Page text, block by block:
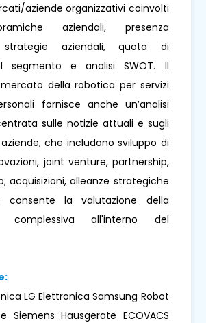
aziende organizzativi coinvolti
aziendali, presenza
strategie aziendali, quota di
segmento e analisi SWOT. Il
della robotica per servizi
fornisce anche un’analisi
sulle notizie attuali e sugli
che includono sviluppo di
joint venture, partnership,
acquisizioni, alleanze strategiche
la valutazione della
complessiva all'interno del
LG Elettronica Samsung Robot
Siemens Hausgerate ECOVACS